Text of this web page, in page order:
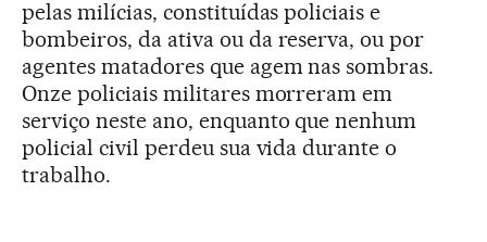
pelas milícias, constituídas policiais e
bombeiros, da ativa ou da reserva, ou por
agentes matadores que agem nas sombras.
Onze policiais militares morreram em
serviço neste ano, enquanto que nenhum
policial civil perdeu sua vida durante o
trabalho.